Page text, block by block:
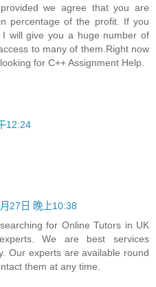
we agree that you are
percentage of the profit. If you
will give you a huge number of
to many of them.Right now
for C++ Assignment Help
12:24
27日 晚上10:38
for Online Tutors in UK
We are best services
Our experts are available round
them at any time.